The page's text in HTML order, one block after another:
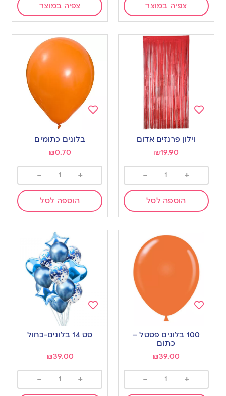
צפיה במוצר צפיה במוצר
wishlist
וילון פרנזים אדום
₪19.90
+
-
הוספה לסל
בלונים כתומים
₪0.70
+
-
הוספה לסל
wishlist
100 בלונים פסטל –
כתום
₪39.00
+
-
wishlist
סט 14 בלונים-כחול
₪39.00
+
-